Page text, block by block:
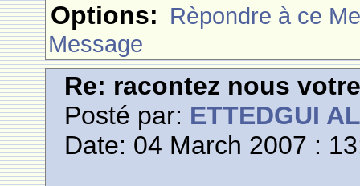
Options: Rèpondre à ce
Message
Re: racontez nous
Posté par: ETTEDGUI
Date: 04 March 2007 :